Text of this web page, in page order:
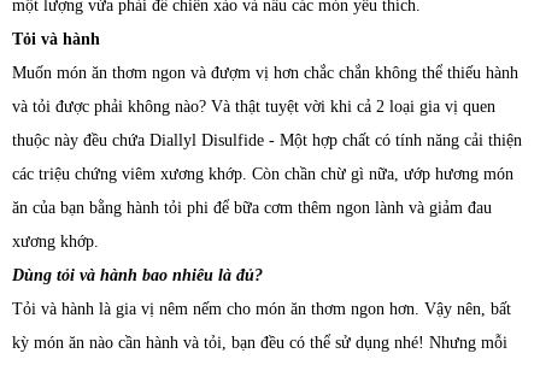
một lượng vừa phải để chiên xào và nấu các món yêu thích.
Tỏi và hành
Muốn món ăn thơm ngon và đượm vị hơn chắc chắn không thể thiếu hành
và tỏi được phải không nào? Và thật tuyệt vời khi cả 2 loại gia vị quen
thuộc này đều chứa Diallyl Disulfide - Một hợp chất có tính năng cải thiện
các triệu chứng viêm xương khớp. Còn chần chừ gì nữa, ướp hương món
ăn của bạn bằng hành tỏi phi để bữa cơm thêm ngon lành và giảm đau
xương khớp.
Dùng tỏi và hành bao nhiêu là đủ?
Tỏi và hành là gia vị nêm nếm cho món ăn thơm ngon hơn. Vậy nên, bất
kỳ món ăn nào cần hành và tỏi, bạn đều có thể sử dụng nhé! Nhưng mỗi